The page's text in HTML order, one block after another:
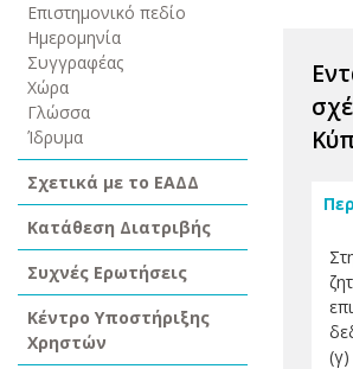
Επιστημονικό πεδίο
Ημερομηνία
Συγγραφέας
Χώρα
Γλώσσα
Ίδρυμα
Σχετικά με το ΕΑΔΔ
Κατάθεση Διατριβής
Συχνές Ερωτήσεις
Κέντρο Υποστήριξης
Χρηστών
(γ)